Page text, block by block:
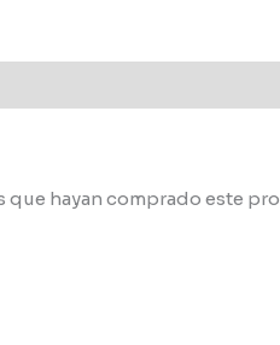
hayan comprado este